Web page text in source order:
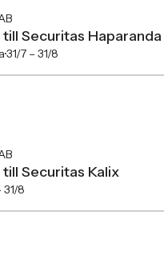
Securitas Haparanda
31/7 – 31/8
Securitas Kalix
31/8